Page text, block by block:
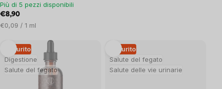
Più di 5 pezzi disponibili
€8,90
Prezzo
€0,09 / 1 ml
Digestione
Salute del fegato
Esaurito
Salute del fegato
Salute delle vie urinarie
Esaurito